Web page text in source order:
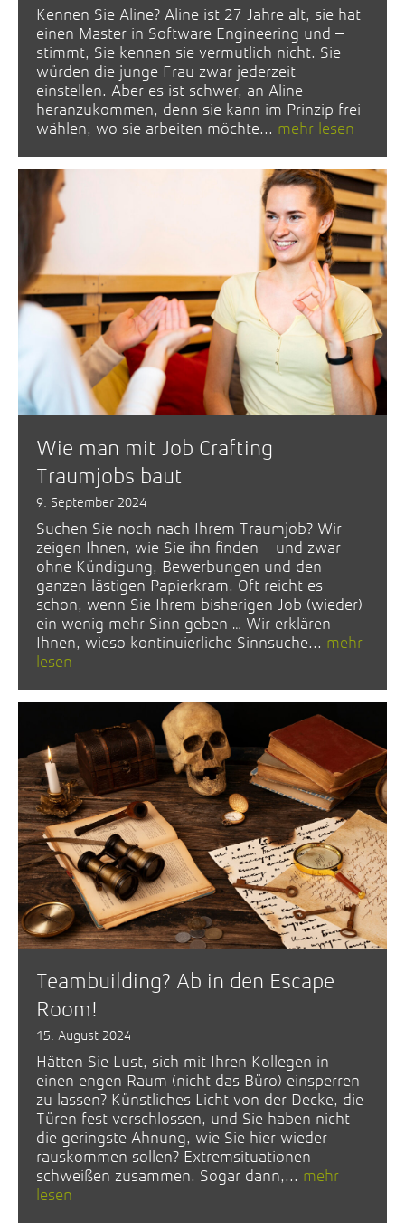
Kennen Sie Aline? Aline ist 27 Jahre alt, sie hat
einen Master in Software Engineering und –
stimmt, Sie kennen sie vermutlich nicht. Sie
würden die junge Frau zwar jederzeit
einstellen. Aber es ist schwer, an Aline
heranzukommen, denn sie kann im Prinzip frei
wählen, wo sie arbeiten möchte... mehr lesen
Wie man mit Job Crafting
Traumjobs baut
9. September 2024
Suchen Sie noch nach Ihrem Traumjob? Wir
zeigen Ihnen, wie Sie ihn finden – und zwar
ohne Kündigung, Bewerbungen und den
ganzen lästigen Papierkram. Oft reicht es
schon, wenn Sie Ihrem bisherigen Job (wieder)
ein wenig mehr Sinn geben … Wir erklären
Ihnen, wieso kontinuierliche Sinnsuche... mehr
lesen
Teambuilding? Ab in den Escape
Room!
15. August 2024
Hätten Sie Lust, sich mit Ihren Kollegen in
einen engen Raum (nicht das Büro) einsperren
zu lassen? Künstliches Licht von der Decke, die
Türen fest verschlossen, und Sie haben nicht
die geringste Ahnung, wie Sie hier wieder
rauskommen sollen? Extremsituationen
schweißen zusammen. Sogar dann,... mehr
lesen